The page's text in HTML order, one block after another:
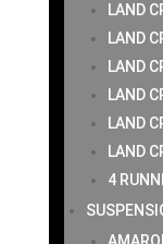
LAND
LAND
LAND
LAND
LAND
LAND
4